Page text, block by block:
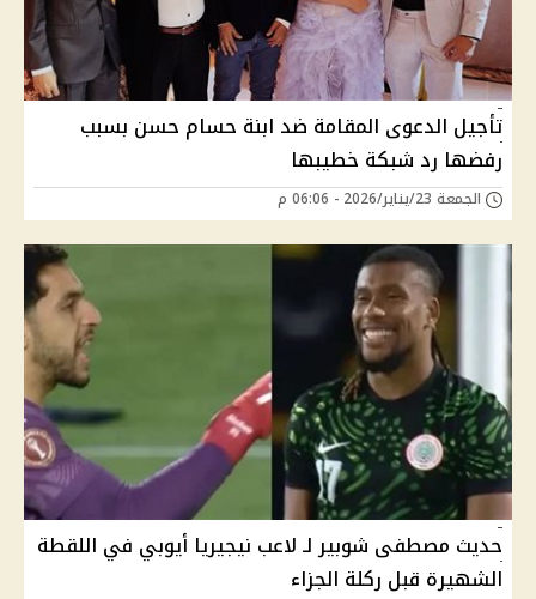
تأجيل الدعوى المقامة ضد ابنة حسام حسن بسبب
رفضها رد شبكة خطيبها
الجمعة 23/يناير/2026 - 06:06 م
حديث مصطفى شوبير لـ لاعب نيجيريا أيوبي في اللقطة
الشهيرة قبل ركلة الجزاء